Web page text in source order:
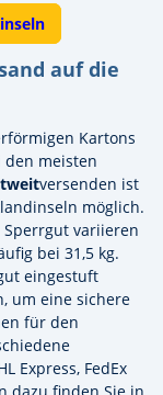
auf die
Kartons
meisten
versenden ist
möglich.
variieren
bei 31,5 kg.
eingestuft
um eine sichere
für den
Express, FedEx